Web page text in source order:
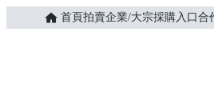
首頁拍賣企業/大宗採購入口 合